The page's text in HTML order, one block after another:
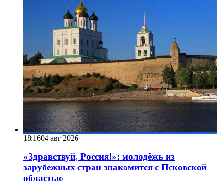
18:1604 авг 2026
«Здравствуй, Россия!»: молодёжь из
зарубежных стран знакомится с Псковской
областью